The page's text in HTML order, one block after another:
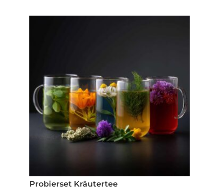
Probierset Kräutertee